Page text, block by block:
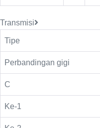
Transmisi
Tipe
Perbandingan gigi
C
Ke-1